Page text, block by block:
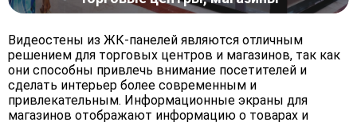
Видеостены из ЖК-панелей являются отличным
решением для торговых центров и магазинов, так как
они способны привлечь внимание посетителей и
сделать интерьер более современным и
привлекательным. Информационные экраны для
магазинов отображают информацию о товарах и